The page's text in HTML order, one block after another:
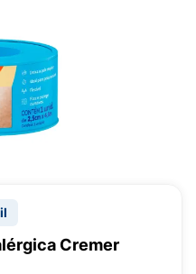
Cremer